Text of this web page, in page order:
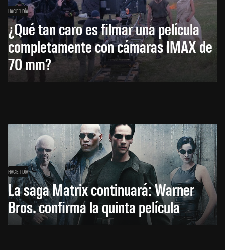
HACE 1 DÍA
¿Qué tan caro es filmar una película
completamente con cámaras IMAX de
70 mm?
HACE 1 DÍA
La saga Matrix continuará: Warner
Bros. confirma la quinta película